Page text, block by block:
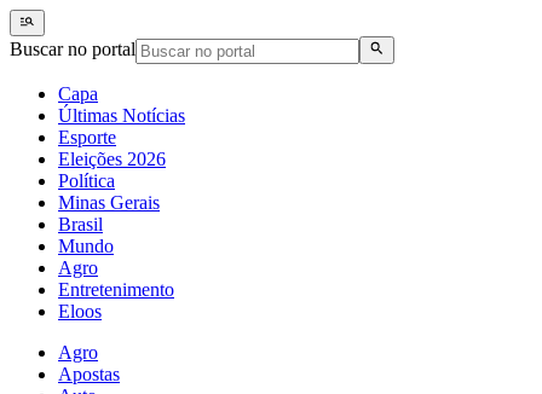
Buscar no portal
Capa
Últimas Notícias
Esporte
Eleições 2026
Política
Minas Gerais
Brasil
Mundo
Agro
Entretenimento
Eloos
Agro
Apostas